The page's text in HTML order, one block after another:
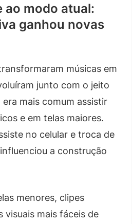
ao modo atual:
ganhou novas
músicas em
junto com o jeito
mais comum assistir
e em telas maiores.
no celular e troca de
a construção
menores, clipes
visuais mais fáceis de